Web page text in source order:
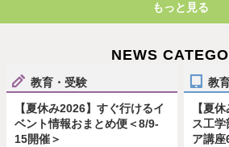
もっと見る
NEWS
教育・受験
【夏休み2026】すぐ行けるイ
ベント情報おまとめ便＜8/9-
15開催＞
教
【夏
ス工学
ア講座